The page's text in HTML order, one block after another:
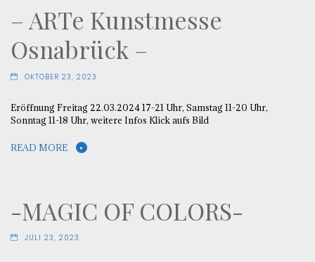
– ARTe Kunstmesse
Osnabrück –
OKTOBER 23, 2023
Eröffnung Freitag 22.03.2024 17-21 Uhr, Samstag 11-20 Uhr,
Sonntag 11-18 Uhr, weitere Infos Klick aufs Bild
READ MORE
-MAGIC OF COLORS-
JULI 23, 2023